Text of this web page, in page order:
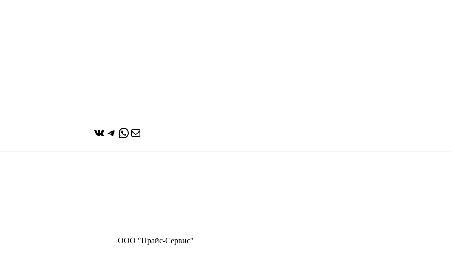
ВКонтакте
Telegram
WhatsApp
Почта
ООО "Прайс-Сервис"